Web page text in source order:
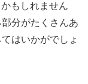
もしれません
分がたくさんあ
はいかがでしょ